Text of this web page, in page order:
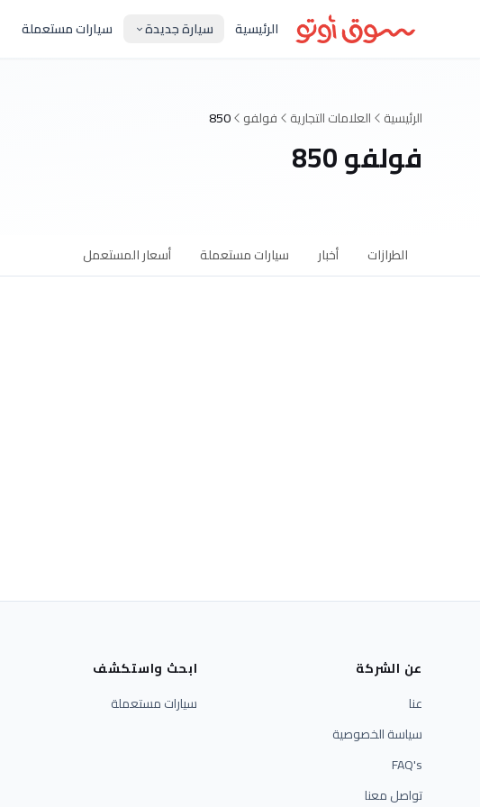
الرئيسية سيارة جديدة سيارات مستعملة
الرئيسية العلامات التجارية فولفو 850
فولفو 850
الطرازات أخبار سيارات مستعملة أسعار المستعمل
عن الشركة
عنا
سياسة الخصوصية
FAQ's
تواصل معنا
ابحث واستكشف
سيارات مستعملة